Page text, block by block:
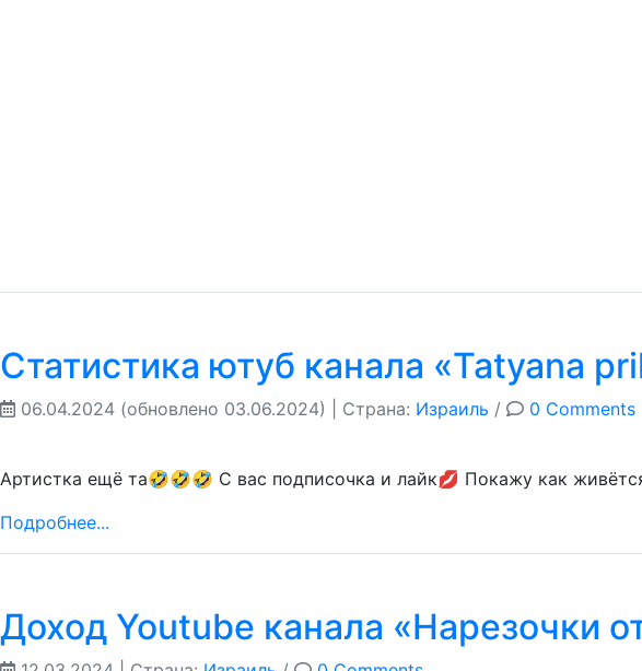
Статистика ютуб канала «Tatyana
06.04.2024 (обновлено 03.06.2024) | Страна: Израиль / 0 Comments
Артистка ещё та🤣🤣🤣 С вас подписочка и лайк💋 Покажу как
Подробнее...
Доход Youtube канала «Нарезочки